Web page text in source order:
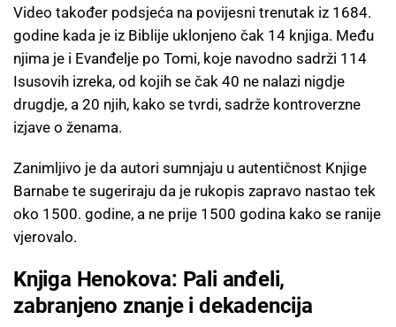
Video također podsjeća na povijesni trenutak iz 1684.
godine kada je iz Biblije uklonjeno čak 14 knjiga. Među
njima je i Evanđelje po Tomi, koje navodno sadrži 114
Isusovih izreka, od kojih se čak 40 ne nalazi nigdje
drugdje, a 20 njih, kako se tvrdi, sadrže kontroverzne
izjave o ženama.
Zanimljivo je da autori sumnjaju u autentičnost Knjige
Barnabe te sugeriraju da je rukopis zapravo nastao tek
oko 1500. godine, a ne prije 1500 godina kako se ranije
vjerovalo.
Knjiga Henokova: Pali anđeli,
zabranjeno znanje i dekadencija